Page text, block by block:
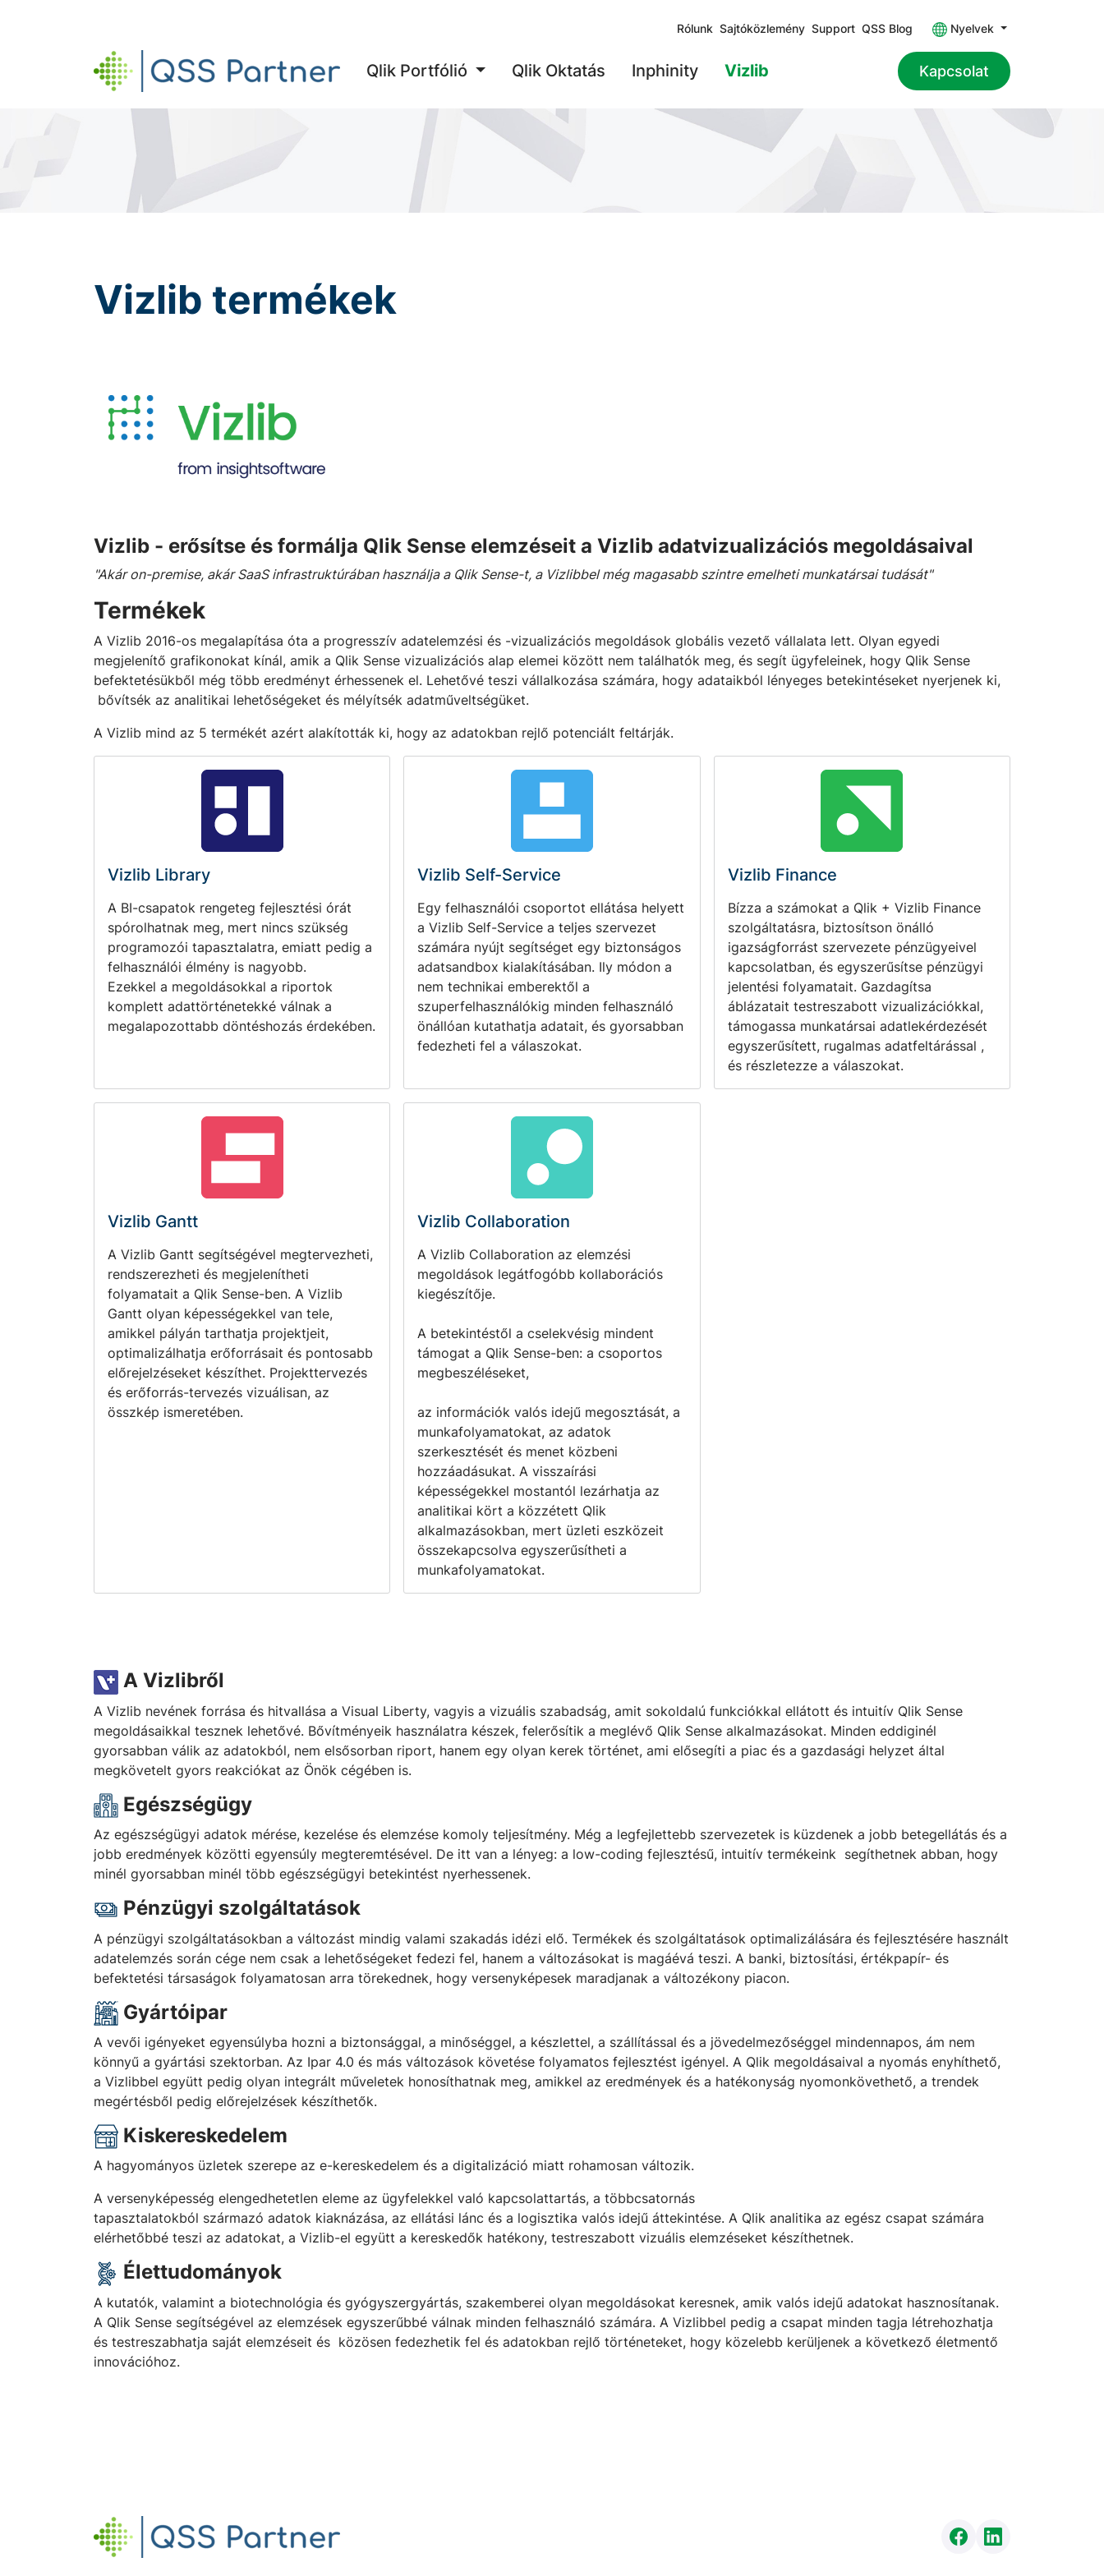
Rólunk Sajtóközlemény Support QSS Blog Nyelvek
QSS PARTNER
Qlik Portfólió Qlik Oktatás Inphinity Vizlib Kapcsolat
Vizlib termékek
Vizlib - erősítse és formálja Qlik Sense elemzéseit a Vizlib adatvizualizációs megoldásaival
"Akár on-premise, akár SaaS infrastruktúrában használja a Qlik Sense-t, a Vizlibbel még magasabb szintre emelheti munkatársai tudását"
Termékek
A Vizlib 2016-os megalapítása óta a progresszív adatelemzési és -vizualizációs megoldások globális vezető vállalata lett. Olyan egyedi
megjelenítő grafikonokat kínál, amik a Qlik Sense vizualizációs alap elemei között nem találhatók meg, és segít ügyfeleinek, hogy Qlik Sense
befektetésükből még több eredményt érhessenek el. Lehetővé teszi vállalkozása számára, hogy adataikból lényeges betekintéseket nyerjenek ki,
bővítsék az analitikai lehetőségeket és mélyítsék adatműveltségüket.
A Vizlib mind az 5 termékét azért alakították ki, hogy az adatokban rejlő potenciált feltárják.
Vizlib Library
A BI-csapatok rengeteg fejlesztési órát
spórolhatnak meg, mert nincs szükség
programozói tapasztalatra, emiatt pedig a
felhasználói élmény is nagyobb.
Ezekkel a megoldásokkal a riportok
komplett adattörténetekké válnak a
megalapozottabb döntéshozás érdekében.
Vizlib Self-Service
Egy felhasználói csoportot ellátása helyett
a Vizlib Self-Service a teljes szervezet
számára nyújt segítséget egy biztonságos
adatsandbox kialakításában. Ily módon a
nem technikai emberektől a
szuperfelhasználókig minden felhasználó
önállóan kutathatja adatait, és gyorsabban
fedezheti fel a válaszokat.
Vizlib Finance
Bízza a számokat a Qlik + Vizlib Finance
szolgáltatásra, biztosítson önálló
igazságforrást szervezete pénzügyeivel
kapcsolatban, és egyszerűsítse pénzügyi
jelentési folyamatait. Gazdagítsa
áblázatait testreszabott vizualizációkkal,
támogassa munkatársai adatlekérdezését
egyszerűsített, rugalmas adatfeltárással ,
és részletezze a válaszokat.
Vizlib Gantt
A Vizlib Gantt segítségével megtervezheti,
rendszerezheti és megjelenítheti
folyamatait a Qlik Sense-ben. A Vizlib
Gantt olyan képességekkel van tele,
amikkel pályán tarthatja projektjeit,
optimalizálhatja erőforrásait és pontosabb
előrejelzéseket készíthet. Projekttervezés
és erőforrás-tervezés vizuálisan, az
összkép ismeretében.
Vizlib Collaboration
A Vizlib Collaboration az elemzési
megoldások legátfogóbb kollaborációs
kiegészítője.
A betekintéstől a cselekvésig mindent
támogat a Qlik Sense-ben: a csoportos
megbeszéléseket,
az információk valós idejű megosztását, a
munkafolyamatokat, az adatok
szerkesztését és menet közbeni
hozzáadásukat. A visszaírási
képességekkel mostantól lezárhatja az
analitikai kört a közzétett Qlik
alkalmazásokban, mert üzleti eszközeit
összekapcsolva egyszerűsítheti a
munkafolyamatokat.
A Vizlibről
A Vizlib nevének forrása és hitvallása a Visual Liberty, vagyis a vizuális szabadság, amit sokoldalú funkciókkal ellátott és intuitív Qlik Sense
megoldásaikkal tesznek lehetővé. Bővítményeik használatra készek, felerősítik a meglévő Qlik Sense alkalmazásokat. Minden eddiginél
gyorsabban válik az adatokból, nem elsősorban riport, hanem egy olyan kerek történet, ami elősegíti a piac és a gazdasági helyzet által
megkövetelt gyors reakciókat az Önök cégében is.
Egészségügy
Az egészségügyi adatok mérése, kezelése és elemzése komoly teljesítmény. Még a legfejlettebb szervezetek is küzdenek a jobb betegellátás és a
jobb eredmények közötti egyensúly megteremtésével. De itt van a lényeg: a low-coding fejlesztésű, intuitív termékeink segíthetnek abban, hogy
minél gyorsabban minél több egészségügyi betekintést nyerhessenek.
Pénzügyi szolgáltatások
A pénzügyi szolgáltatásokban a változást mindig valami szakadás idézi elő. Termékek és szolgáltatások optimalizálására és fejlesztésére használt
adatelemzés során cége nem csak a lehetőségeket fedezi fel, hanem a változásokat is magáévá teszi. A banki, biztosítási, értékpapír- és
befektetési társaságok folyamatosan arra törekednek, hogy versenyképesek maradjanak a változékony piacon.
Gyártóipar
A vevői igényeket egyensúlyba hozni a biztonsággal, a minőséggel, a készlettel, a szállítással és a jövedelmezőséggel mindennapos, ám nem
könnyű a gyártási szektorban. Az Ipar 4.0 és más változások követése folyamatos fejlesztést igényel. A Qlik megoldásaival a nyomás enyhíthető,
a Vizlibbel együtt pedig olyan integrált műveletek honosíthatnak meg, amikkel az eredmények és a hatékonyság nyomonkövethető, a trendek
megértésből pedig előrejelzések készíthetők.
Kiskereskedelem
A hagyományos üzletek szerepe az e-kereskedelem és a digitalizáció miatt rohamosan változik.
A versenyképesség elengedhetetlen eleme az ügyfelekkel való kapcsolattartás, a többcsatornás
tapasztalatokból származó adatok kiaknázása, az ellátási lánc és a logisztika valós idejű áttekintése. A Qlik analitika az egész csapat számára
elérhetőbbé teszi az adatokat, a Vizlib-el együtt a kereskedők hatékony, testreszabott vizuális elemzéseket készíthetnek.
Élettudományok
A kutatók, valamint a biotechnológia és gyógyszergyártás, szakemberei olyan megoldásokat keresnek, amik valós idejű adatokat hasznosítanak.
A Qlik Sense segítségével az elemzések egyszerűbbé válnak minden felhasználó számára. A Vizlibbel pedig a csapat minden tagja létrehozhatja
és testreszabhatja saját elemzéseit és közösen fedezhetik fel és adatokban rejlő történeteket, hogy közelebb kerüljenek a következő életmentő
innovációhoz.